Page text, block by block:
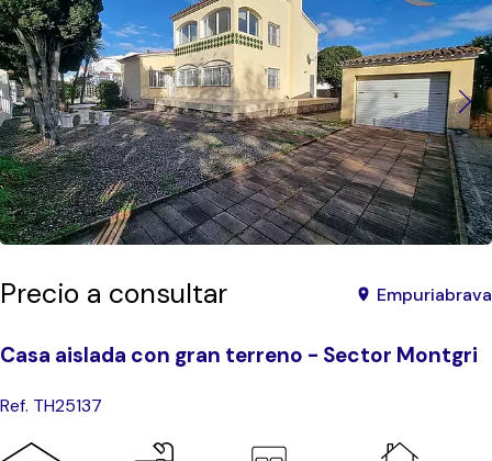
Precio a consultar Empuriabrava
Casa aislada con gran terreno - Sector Montgri
Ref. TH25137